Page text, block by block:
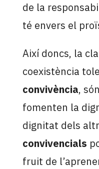
de la
té envers el
Així doncs, la
coexistència
convivència,
fomenten la
dignitat dels
convivencials
fruit de